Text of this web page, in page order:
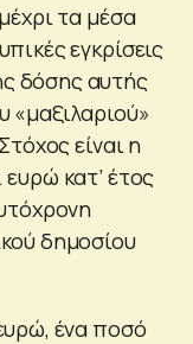
τα μέσα
εγκρίσεις
δόσης αυτής
«μαξιλαριού»
είναι η
κατ’ έτος
δημοσίου
ένα ποσό